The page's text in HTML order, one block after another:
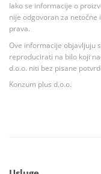
Iako se informacije o
nije odgovoran za netočne
prava.
Ove informacije objavljuju
reproducirati na bilo koji
d.o.o. niti bez pisane
Konzum plus d.o.o.